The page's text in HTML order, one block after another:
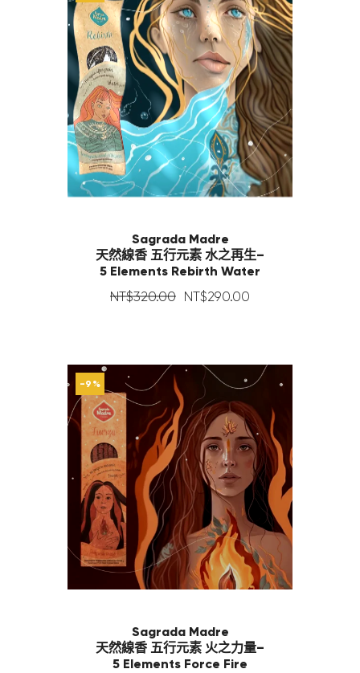
Sagrada Madre
天然線香 五行元素 水之再生–
5 Elements Rebirth Water
NT$320.00 NT$290.00
-9%
Sagrada Madre
天然線香 五行元素 火之力量–
5 Elements Force Fire